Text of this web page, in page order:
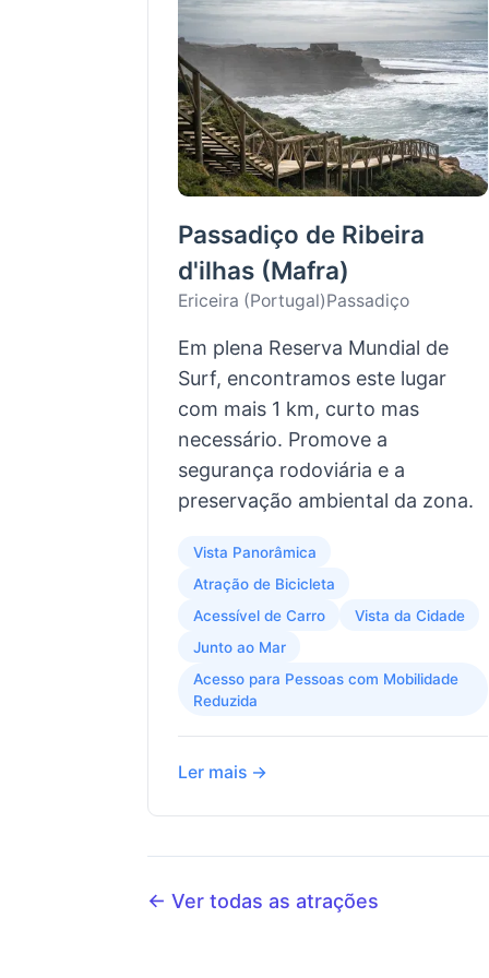
Passadiço de Ribeira
d'ilhas (Mafra)
Ericeira (Portugal)Passadiço
Em plena Reserva Mundial de
Surf, encontramos este lugar
com mais 1 km, curto mas
necessário. Promove a
segurança rodoviária e a
preservação ambiental da zona.
Vista Panorâmica
Atração de Bicicleta
Acessível de Carro
Vista da Cidade
Junto ao Mar
Acesso para Pessoas com Mobilidade
Reduzida
Ler mais →
← Ver todas as atrações